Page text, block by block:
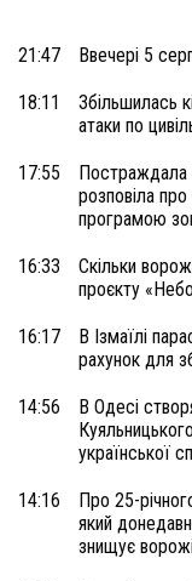
21:47 Ввечері 5
18:11
Збільшилась
атаки по
17:55
Постраждала
розповіла про
програмою
16:33
Скільки
проєкту
16:17
В Ізмаїлі
рахунок для
14:56
В Одесі
української
14:16
Про 25-
який
знищує